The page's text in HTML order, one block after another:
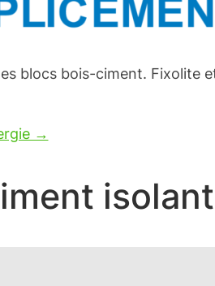
blocs bois-ciment. Fixolite
→
isolant